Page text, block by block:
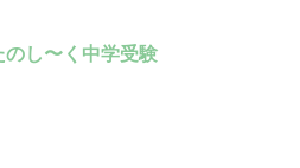
のし〜く中学受験